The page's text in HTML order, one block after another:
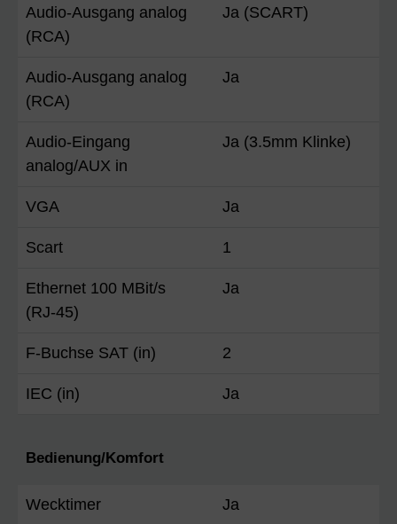
Audio-Ausgang analog
(RCA)
Ja (SCART)
Audio-Ausgang analog
(RCA)
Ja
Audio-Eingang
analog/AUX in
Ja (3.5mm Klinke)
VGA Ja
Scart 1
Ethernet 100 MBit/s
(RJ-45)
Ja
F-Buchse SAT (in) 2
IEC (in) Ja
Bedienung/Komfort
Wecktimer Ja